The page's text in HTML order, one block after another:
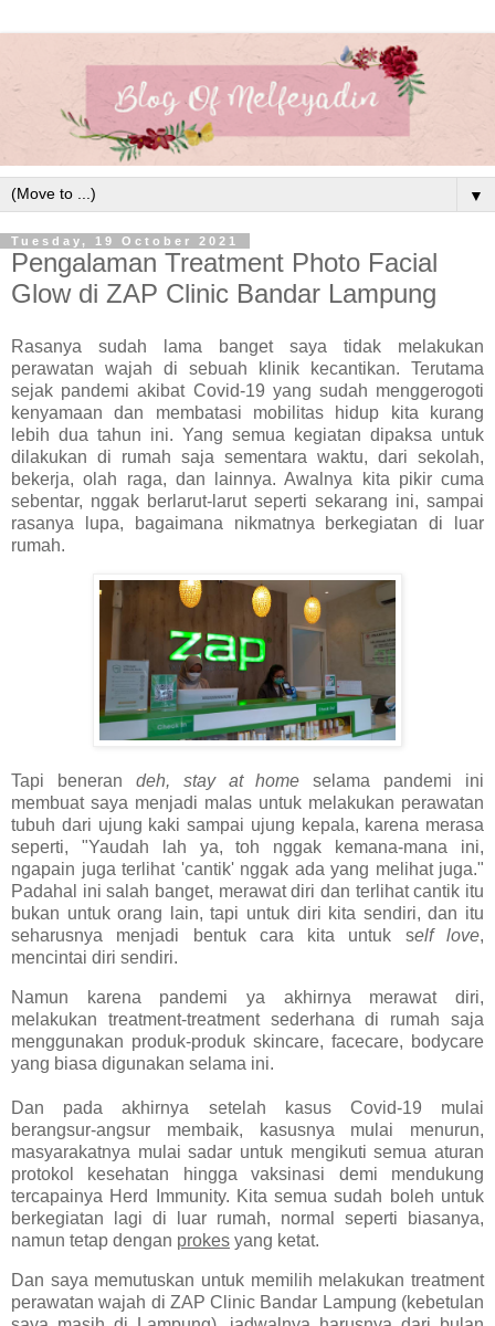
▼
Tuesday, 19 October 2021
Pengalaman Treatment Photo Facial
Glow di ZAP Clinic Bandar Lampung
Rasanya sudah lama banget saya tidak melakukan
perawatan wajah di sebuah klinik kecantikan. Terutama
sejak pandemi akibat Covid-19 yang sudah menggerogoti
kenyamaan dan membatasi mobilitas hidup kita kurang
lebih dua tahun ini. Yang semua kegiatan dipaksa untuk
dilakukan di rumah saja sementara waktu, dari sekolah,
bekerja, olah raga, dan lainnya. Awalnya kita pikir cuma
sebentar, nggak berlarut-larut seperti sekarang ini, sampai
rasanya lupa, bagaimana nikmatnya berkegiatan di luar
rumah.
Tapi beneran deh, stay at home selama pandemi ini
membuat saya menjadi malas untuk melakukan perawatan
tubuh dari ujung kaki sampai ujung kepala, karena merasa
seperti, "Yaudah lah ya, toh nggak kemana-mana ini,
ngapain juga terlihat 'cantik' nggak ada yang melihat juga."
Padahal ini salah banget, merawat diri dan terlihat cantik itu
bukan untuk orang lain, tapi untuk diri kita sendiri, dan itu
seharusnya menjadi bentuk cara kita untuk self love,
mencintai diri sendiri.
Namun karena pandemi ya akhirnya merawat diri,
melakukan treatment-treatment sederhana di rumah saja
menggunakan produk-produk skincare, facecare, bodycare
yang biasa digunakan selama ini.
Dan pada akhirnya setelah kasus Covid-19 mulai
berangsur-angsur membaik, kasusnya mulai menurun,
masyarakatnya mulai sadar untuk mengikuti semua aturan
protokol kesehatan hingga vaksinasi demi mendukung
tercapainya Herd Immunity. Kita semua sudah boleh untuk
berkegiatan lagi di luar rumah, normal seperti biasanya,
namun tetap dengan prokes yang ketat.
Dan saya memutuskan untuk memilih melakukan treatment
perawatan wajah di ZAP Clinic Bandar Lampung (kebetulan